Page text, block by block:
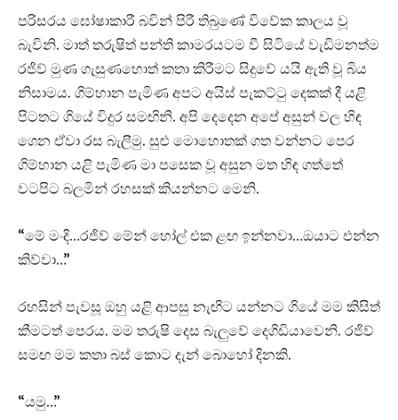
පරිසරය ඝෝෂාකාරී බවින් පිරී තිබුණේ විවේක කාලය වූ
බැවිනි. මාත් තරුෂිත් පන්ති කාමරයටම වී සිටියේ වැඩිමනත්ම
රජිව් මුණ ගැසුණහොත් කතා කිරීමට සිදුවේ යයි ඇති වූ බිය
නිසාමය. ගිම්හාන පැමිණ අපට අයිස් පැකට්ටු දෙකක් දී යළි
පිටතට ගියේ විදුර සමඟිනි. අපි දෙදෙන අපේ අසුන් වල හිඳ
ගෙන ඒවා රස බැලීමු. සුළු මොහොතක් ගත වන්නට පෙර
ගිම්හාන යළි පැමිණ මා පසෙක වූ අසුන මත හිඳ ගත්තේ
වටපිට බලමින් රහසක් කියන්නට මෙනි.
“මේ මංදි…රජිව් මේන් හෝල් එක ළඟ ඉන්නවා…ඔයාට එන්න
කිව්වා…”
රහසින් පැවසූ ඔහු යළි ආපසු නැඟිට යන්නට ගියේ මම කිසිත්
කීමටත් පෙරය. මම තරුෂි දෙස බැලුවේ දෙගිඩියාවෙනි. රජිව්
සමඟ මම කතා බස් කොට දැන් බොහෝ දිනකි.
“යමු…”